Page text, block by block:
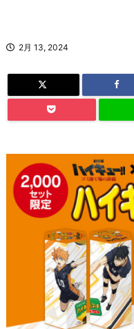
2月 13, 2024